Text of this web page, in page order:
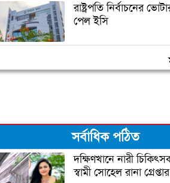
রাষ্ট্রপতি নির্বাচনের
পেল ইসি
বালুভর্তি ট্রাক থেকে
ভারতীয় জিরা জব্দ
ওবায়দুল কাদেরের
সর্বাধিক পঠিত
দক্ষিণখানে নারী
স্বামী সোহেল রানা গ্রেপ্তার